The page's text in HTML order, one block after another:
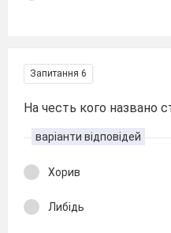
Запитання 6
На честь кого названо
варіанти відповідей
Хорив
Либідь